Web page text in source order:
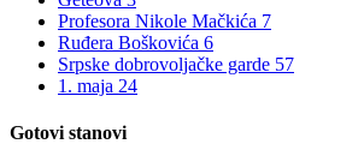
Profesora Nikole Mačkića 7
Ruđera Boškovića 6
Srpske dobrovoljačke garde 57
1. maja 24
Gotovi stanovi